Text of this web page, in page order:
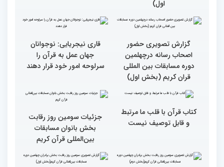
پررنگ کودکان و نوجوانان در
چهلمین دوره مسابقات بین
المللی قرآن کریم(بخش
اول)
اصحاب رسانه درچهلمین
دوره مسابقات بین المللی
قران کریم (بخش دوم)
گزارش تصویری حضور
اصحاب رسانه درچهلمین
قران کریم (بخش اول)
قاری نیجریایی: نوجوانان
جهان عمل به قرآن را
سرلوحه امور خود قرار دهند